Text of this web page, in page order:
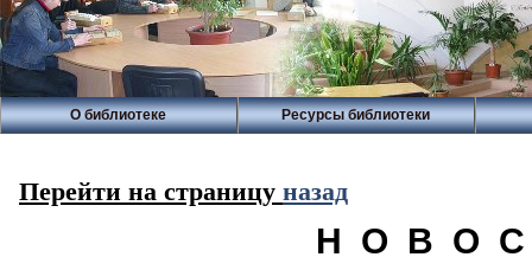
О библиотеке Ресурсы библиотеки
Перейти на страницу назад
Н О В О